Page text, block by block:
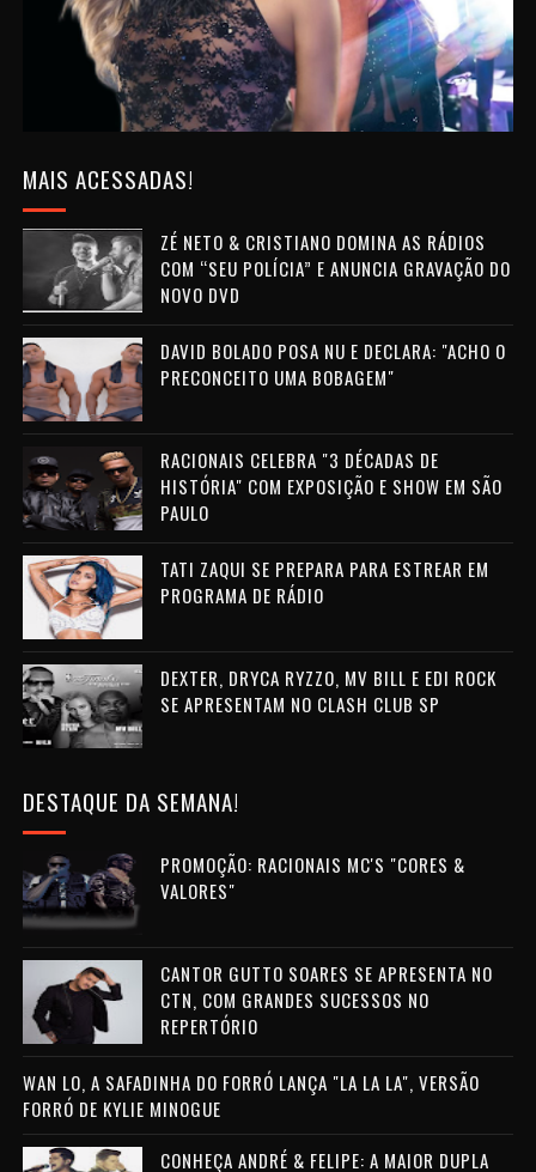
MAIS ACESSADAS!
ZÉ NETO & CRISTIANO DOMINA AS RÁDIOS
COM “SEU POLÍCIA” E ANUNCIA GRAVAÇÃO DO
NOVO DVD
DAVID BOLADO POSA NU E DECLARA: "ACHO O
PRECONCEITO UMA BOBAGEM"
RACIONAIS CELEBRA "3 DÉCADAS DE
HISTÓRIA" COM EXPOSIÇÃO E SHOW EM SÃO
PAULO
TATI ZAQUI SE PREPARA PARA ESTREAR EM
PROGRAMA DE RÁDIO
DEXTER, DRYCA RYZZO, MV BILL E EDI ROCK
SE APRESENTAM NO CLASH CLUB SP
DESTAQUE DA SEMANA!
PROMOÇÃO: RACIONAIS MC'S "CORES &
VALORES"
CANTOR GUTTO SOARES SE APRESENTA NO
CTN, COM GRANDES SUCESSOS NO
REPERTÓRIO
WAN LO, A SAFADINHA DO FORRÓ LANÇA "LA LA LA", VERSÃO
FORRÓ DE KYLIE MINOGUE
CONHEÇA ANDRÉ & FELIPE: A MAIOR DUPLA